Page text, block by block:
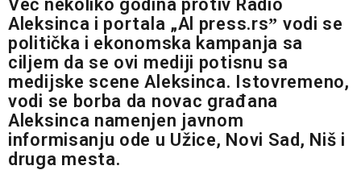
Već nekoliko godina protiv Radio
Aleksinca i portala „Al press.rsˮ vodi se
politička i ekonomska kampanja sa
ciljem da se ovi mediji potisnu sa
medijske scene Aleksinca. Istovremeno,
vodi se borba da novac građana
Aleksinca namenjen javnom
informisanju ode u Užice, Novi Sad, Niš i
druga mesta.